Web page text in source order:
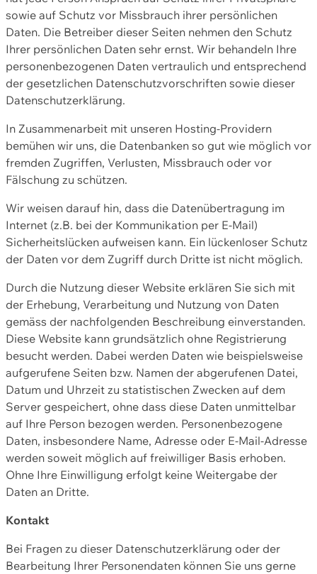
sowie auf Schutz vor Missbrauch ihrer persönlichen
Daten. Die Betreiber dieser Seiten nehmen den Schutz
Ihrer persönlichen Daten sehr ernst. Wir behandeln Ihre
personenbezogenen Daten vertraulich und entsprechend
der gesetzlichen Datenschutzvorschriften sowie dieser
Datenschutzerklärung.
In Zusammenarbeit mit unseren Hosting-Providern
bemühen wir uns, die Datenbanken so gut wie möglich vor
fremden Zugriffen, Verlusten, Missbrauch oder vor
Fälschung zu schützen.
Wir weisen darauf hin, dass die Datenübertragung im
Internet (z.B. bei der Kommunikation per E-Mail)
Sicherheitslücken aufweisen kann. Ein lückenloser Schutz
der Daten vor dem Zugriff durch Dritte ist nicht möglich.
Durch die Nutzung dieser Website erklären Sie sich mit
der Erhebung, Verarbeitung und Nutzung von Daten
gemäss der nachfolgenden Beschreibung einverstanden.
Diese Website kann grundsätzlich ohne Registrierung
besucht werden. Dabei werden Daten wie beispielsweise
aufgerufene Seiten bzw. Namen der abgerufenen Datei,
Datum und Uhrzeit zu statistischen Zwecken auf dem
Server gespeichert, ohne dass diese Daten unmittelbar
auf Ihre Person bezogen werden. Personenbezogene
Daten, insbesondere Name, Adresse oder E-Mail-Adresse
werden soweit möglich auf freiwilliger Basis erhoben.
Ohne Ihre Einwilligung erfolgt keine Weitergabe der
Daten an Dritte.
Kontakt
Bei Fragen zu dieser Datenschutzerklärung oder der
Bearbeitung Ihrer Personendaten können Sie uns gerne